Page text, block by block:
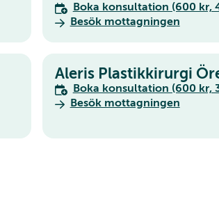
Boka konsultation (600 kr,
Besök mottagningen
Aleris Plastikkirurgi
Boka konsultation (600 kr,
Besök mottagningen